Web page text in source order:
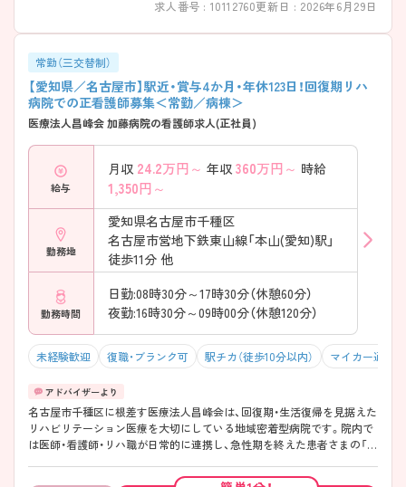
ています。 ・入職後すぐに3日間の有給休暇付与/リフレッシュ休暇2日あ
り ・「年間休日120日以上」で、計画的にお休みを確保 ・残業は少なめで、
との両立がしやすい環境です ――――――――――――――― ■ 安定
した収入を得ながら働けます ――――――――――――――― 長く続
けやすい給与面もポイントです。 ・賞与は年2回の合計4か月分の支給 ・
経験やスキルに応じた給与体系を採用 ・各種手当が整っており、毎月の
収入が安定 → 日々の頑張りが評価につながります
――――――――――――――― ■ 一歩ずつ成長できる教育環境
――――――――――――――― 経験に合わせたフォローがあるので
安心です。 ・経験年数に応じたサポート担当がつき、丁寧に指導 ・年間を
通じた教育プログラムで丁寧に基礎から着実に習得 ・院内研修も充実し
ており、業務理解を深めながら学べます →他にも専門性に富んだ様々な
院内研修があるので学べる環境がそろっています
――――――――――――――― ■ チームで支え合える職場です♪
――――――――――――――― 日々の業務に集中しやすい環境です。
・病棟全体の顔が見える規模感で、連携がスムーズ ・幅広い年齢層が在籍
し、落ち着いた雰囲気 ・業務分担が明確で、負担が偏らない運営を大切に
しています
求人番号 : 10112760更新日 : 2026年6月29日
常勤（三交替制）
【愛知県／名古屋市】駅近・賞与4か月・年休123日！回復期リハ
病院での正看護師募集＜常勤／病棟＞
医療法人昌峰会 加藤病院の看護師求人(正社員)
給与
月収 24.2万円～ 年収 360万円～ 時給
1,350円～
勤務地
愛知県名古屋市千種区
名古屋市営地下鉄東山線「本山(愛知)駅」
徒歩11分 他
勤務時間
日勤:08時30分～17時30分（休憩60分）
夜勤:16時30分～09時00分（休憩120分）
未経験歓迎 復職・ブランク可 駅チカ（徒歩10分以内） マイカー通勤
名古屋市千種区に根差す医療法人昌峰会は、回復期・生活復帰を見据えた
リハビリテーション医療を大切にしている地域密着型病院です。院内で
は医師・看護師・リハ職が日常的に連携し、急性期を終えた患者さまの「こ
スとも役割分担しながら、無理のない形で医療に取り組める環境になっ